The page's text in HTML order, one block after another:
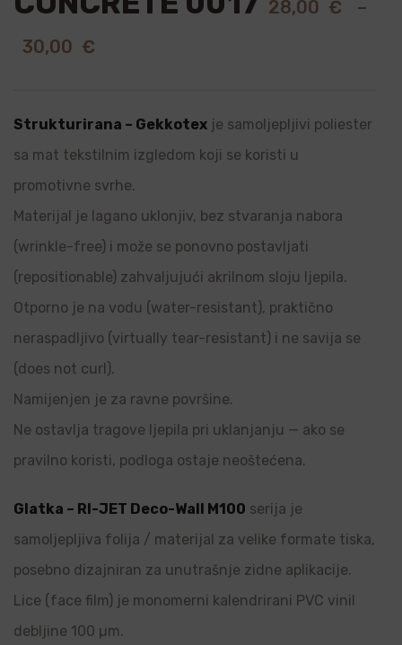
28,00 €
–
30,00 €
Strukturirana – Gekkotex je samoljepljivi poliester
sa mat tekstilnim izgledom koji se koristi u
promotivne svrhe.
Materijal je lagano uklonjiv, bez stvaranja nabora
(wrinkle-free) i može se ponovno postavljati
(repositionable) zahvaljujući akrilnom sloju ljepila.
Otporno je na vodu (water-resistant), praktično
neraspadljivo (virtually tear-resistant) i ne savija se
(does not curl).
Namijenjen je za ravne površine.
Ne ostavlja tragove ljepila pri uklanjanju — ako se
pravilno koristi, podloga ostaje neoštećena.
Glatka – RI-JET Deco-Wall M100 serija je
samoljepljiva folija / materijal za velike formate tiska,
posebno dizajniran za unutrašnje zidne aplikacije.
Lice (face film) je monomerni kalendrirani PVC vinil
debljine 100 µm.